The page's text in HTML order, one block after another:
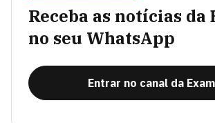
Receba as notícias da
no seu WhatsApp
Entrar no canal da